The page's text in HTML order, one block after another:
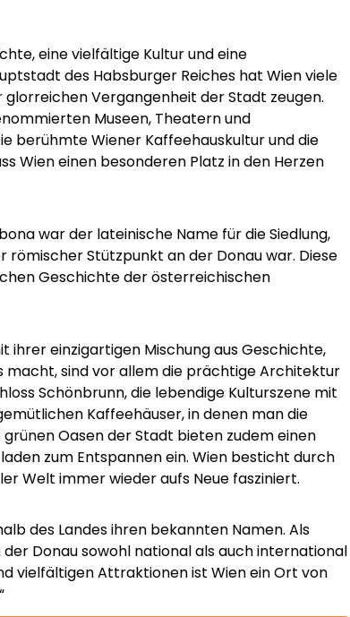
eine vielfältige Kultur und eine
des Habsburger Reiches hat Wien viele
Vergangenheit der Stadt zeugen.
Museen, Theatern und
berühmte Wiener Kaffeehauskultur und die
Wien einen besonderen Platz in den Herzen
war der lateinische Name für die Siedlung,
Stützpunkt an der Donau war. Diese
Geschichte der österreichischen
ihrer einzigartigen Mischung aus Geschichte,
macht, sind vor allem die prächtige Architektur
Schönbrunn, die lebendige Kulturszene mit
Kaffeehäuser, in denen man die
Oasen der Stadt bieten zudem einen
zum Entspannen ein. Wien besticht durch
Welt immer wieder aufs Neue fasziniert.
des Landes ihren bekannten Namen. Als
Donau sowohl national als auch international
vielfältigen Attraktionen ist Wien ein Ort von